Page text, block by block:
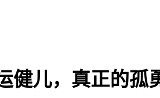
健儿，真正的孤